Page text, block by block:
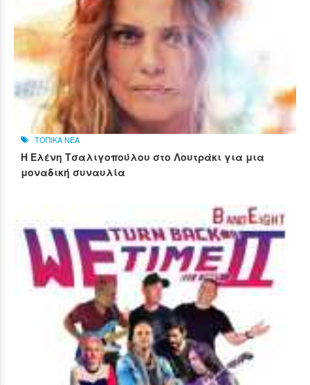
ΤΟΠΙΚΑ ΝΕΑ
Η Ελένη Τσαλιγοπούλου στο Λουτράκι για μια
μοναδική συναυλία